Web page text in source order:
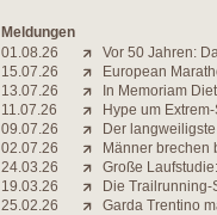
Meldungen
01.08.26
Vor 50 Jahren:
15.07.26
European
13.07.26
In Memoriam
11.07.26
Hype um
09.07.26
Der
02.07.26
Männer brechen
24.03.26
Große
19.03.26
Die Trailrunning-
25.02.26
Garda Trentino